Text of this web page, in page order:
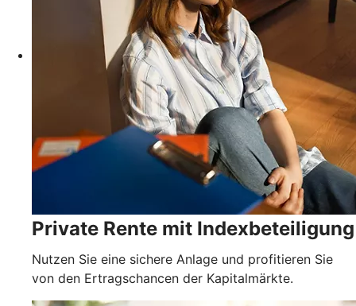
Private Rente mit Indexbeteiligung
Nutzen Sie eine sichere Anlage und profitieren Sie
von den Ertragschancen der Kapitalmärkte.